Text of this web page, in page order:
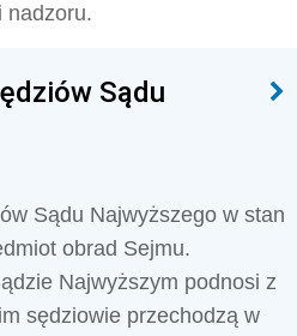
nadzoru.
Sądu
Sądu Najwyższego w stan
obrad Sejmu.
Najwyższym podnosi z
sędziowie przechodzą w